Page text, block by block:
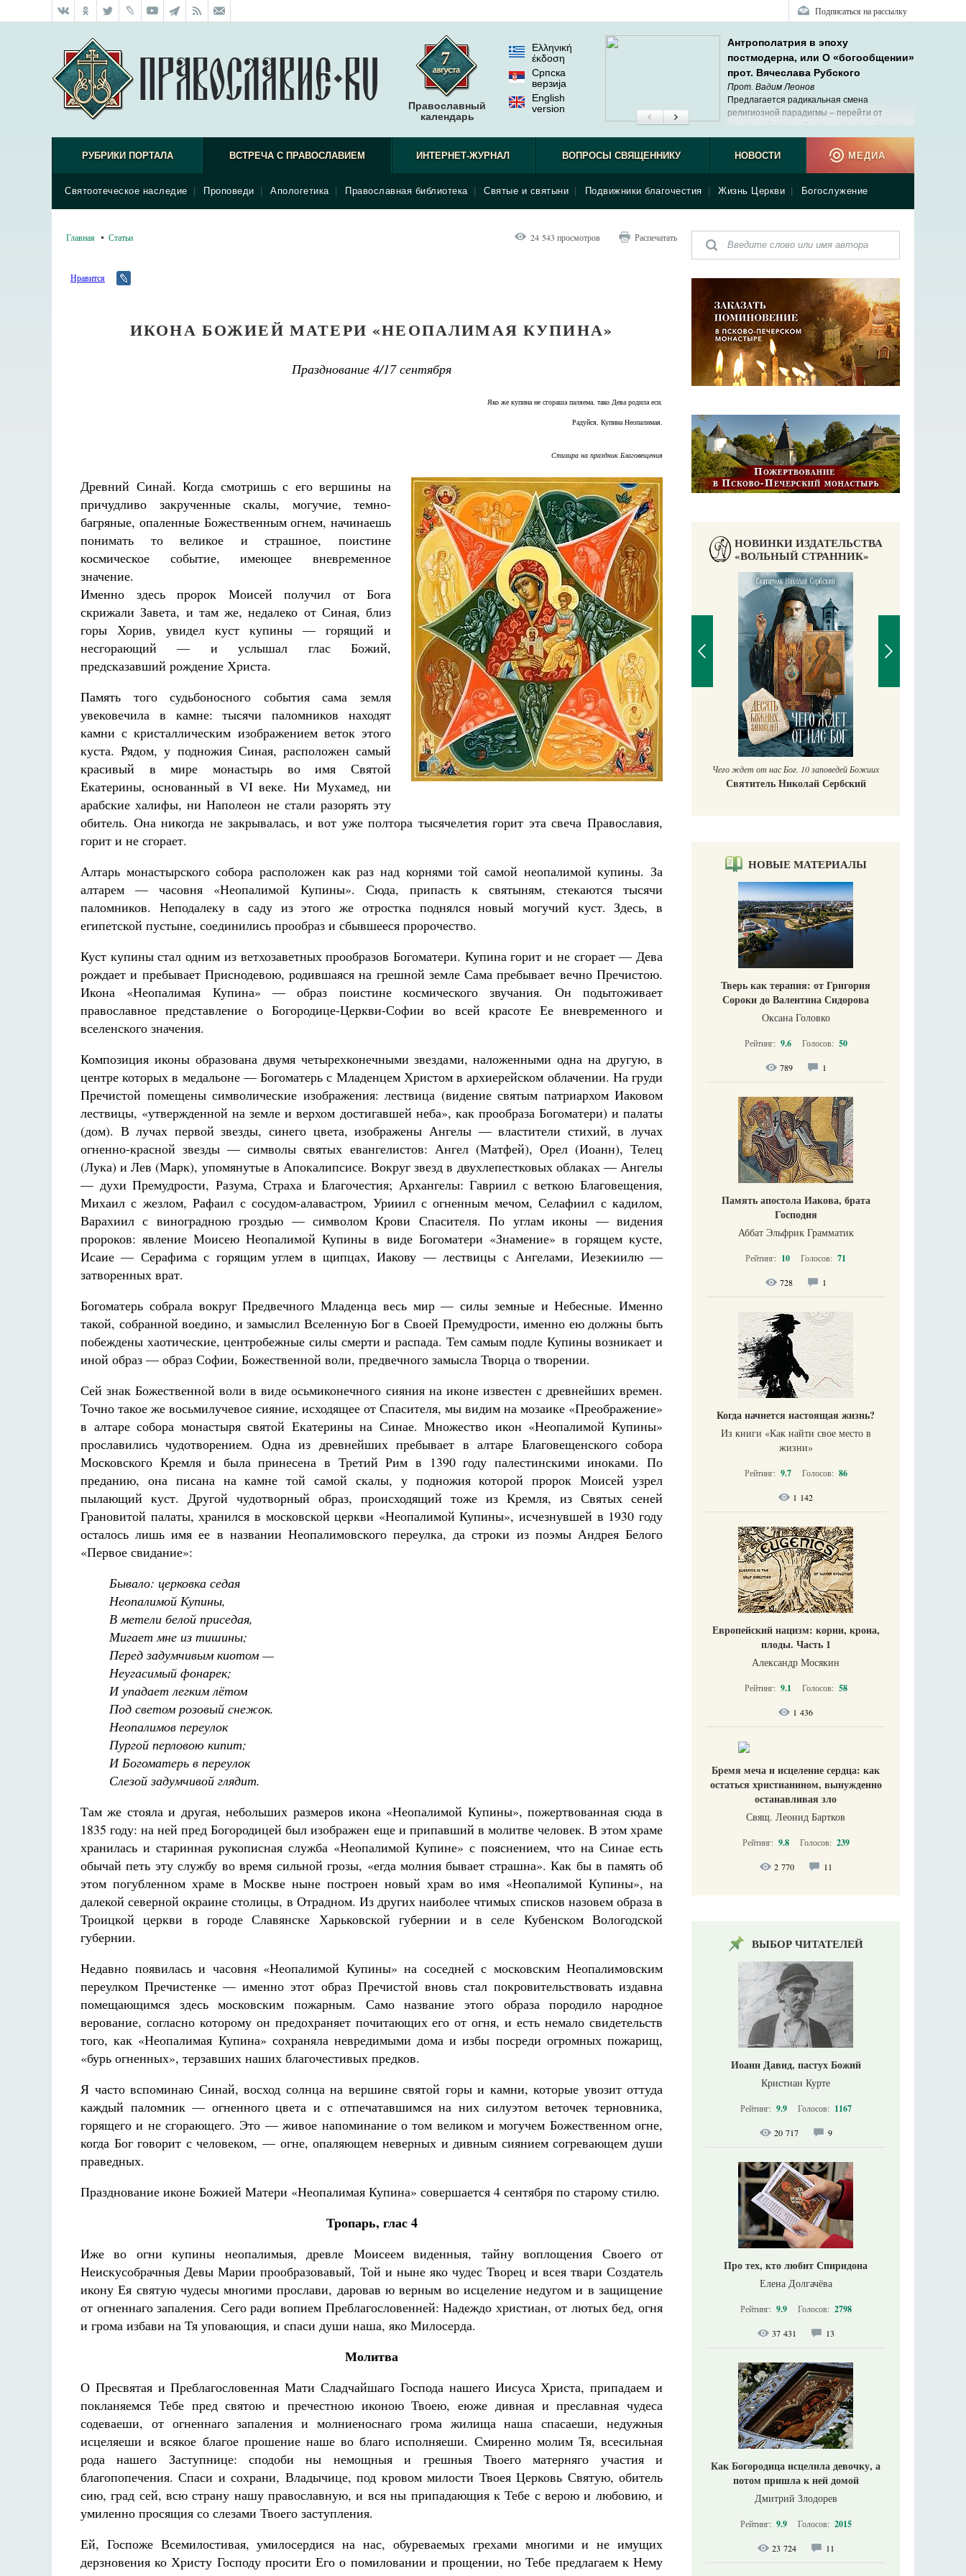
Подписаться на рассылку
Православный
календарь
Ελληνική
έκδοση
Српска
верзиjа
English
version
Антрополатрия в эпоху
постмодерна, или О «богообщении»
прот. Вячеслава Рубского
Прот. Вадим Леонов
Предлагается радикальная смена
религиозной парадигмы – перейти от
людьми и самим собой.
РУБРИКИ ПОРТАЛА ВСТРЕЧА С ПРАВОСЛАВИЕМ
Святоотеческое наследие Проповеди Апологетика Православная библиотека Святые и святыни Подвижники благочестия Жизнь Церкви Богослужение
ИНТЕРНЕТ-ЖУРНАЛ ВОПРОСЫ СВЯЩЕННИКУ НОВОСТИ МЕДИА
Главная Статьи 24 543 просмотров Распечатать
Нравится
ИКОНА БОЖИЕЙ МАТЕРИ «НЕОПАЛИМАЯ КУПИНА»
Празднование 4/17 сентября
Яко же купина не сгораша паляема, тако Дева родила еси.
Радуйся, Купина Неопалимая.
Стихира на праздник Благовещения
Древний Синай. Когда смотришь с его вершины на
причудливо закрученные скалы, могучие, темно-
багряные, опаленные Божественным огнем, начинаешь
понимать то великое и страшное, поистине
космическое событие, имеющее вневременное
значение.
Именно здесь пророк Моисей получил от Бога
скрижали Завета, и там же, недалеко от Синая, близ
горы Хорив, увидел куст купины — горящий и
несгорающий — и услышал глас Божий,
предсказавший рождение Христа.
Память того судьбоносного события сама земля
увековечила в камне: тысячи паломников находят
камни с кристаллическим изображением веток этого
куста. Рядом, у подножия Синая, расположен самый
красивый в мире монастырь во имя Святой
Екатерины, основанный в VI веке. Ни Мухамед, ни
арабские халифы, ни Наполеон не стали разорять эту
обитель. Она никогда не закрывалась, и вот уже полтора тысячелетия горит эта свеча Православия,
горит и не сгорает.
Алтарь монастырского собора расположен как раз над корнями той самой неопалимой купины. За
алтарем — часовня «Неопалимой Купины». Сюда, припасть к святыням, стекаются тысячи
паломников. Неподалеку в саду из этого же отростка поднялся новый могучий куст. Здесь, в
египетской пустыне, соединились прообраз и сбывшееся пророчество.
Куст купины стал одним из ветхозаветных прообразов Богоматери. Купина горит и не сгорает — Дева
рождает и пребывает Приснодевою, родившаяся на грешной земле Сама пребывает вечно Пречистою.
Икона «Неопалимая Купина» — образ поистине космического звучания. Он подытоживает
православное представление о Богородице-Церкви-Софии во всей красоте Ее вневременного и
вселенского значения.
Композиция иконы образована двумя четырехконечными звездами, наложенными одна на другую, в
центре которых в медальоне — Богоматерь с Младенцем Христом в архиерейском облачении. На груди
Пречистой помещены символические изображения: лествица (видение святым патриархом Иаковом
лествицы, «утвержденной на земле и верхом достигавшей неба», как прообраза Богоматери) и палаты
(дом). В лучах первой звезды, синего цвета, изображены Ангелы — властители стихий, в лучах
огненно-красной звезды — символы святых евангелистов: Ангел (Матфей), Орел (Иоанн), Телец
(Лука) и Лев (Марк), упомянутые в Апокалипсисе. Вокруг звезд в двухлепестковых облаках — Ангелы
— духи Премудрости, Разума, Страха и Благочестия; Архангелы: Гавриил с веткою Благовещения,
Михаил с жезлом, Рафаил с сосудом-алавастром, Урииил с огненным мечом, Селафиил с кадилом,
Варахиил с виноградною гроздью — символом Крови Спасителя. По углам иконы — видения
пророков: явление Моисею Неопалимой Купины в виде Богоматери «Знамение» в горящем кусте,
Исаие — Серафима с горящим углем в щипцах, Иакову — лествицы с Ангелами, Иезекиилю —
затворенных врат.
Богоматерь собрала вокруг Предвечного Младенца весь мир — силы земные и Небесные. Именно
такой, собранной воедино, и замыслил Вселенную Бог в Своей Премудрости, именно ею должны быть
побеждены хаотические, центробежные силы смерти и распада. Тем самым подле Купины возникает и
иной образ — образ Софии, Божественной воли, предвечного замысла Творца о творении.
Сей знак Божественной воли в виде осьмиконечного сияния на иконе известен с древнейших времен.
Точно такое же восьмилучевое сияние, исходящее от Спасителя, мы видим на мозаике «Преображение»
в алтаре собора монастыря святой Екатерины на Синае. Множество икон «Неопалимой Купины»
прославились чудотворением. Одна из древнейших пребывает в алтаре Благовещенского собора
Московского Кремля и была принесена в Третий Рим в 1390 году палестинскими иноками. По
преданию, она писана на камне той самой скалы, у подножия которой пророк Моисей узрел
пылающий куст. Другой чудотворный образ, происходящий тоже из Кремля, из Святых сеней
Грановитой палаты, хранился в московской церкви «Неопалимой Купины», исчезнувшей в 1930 году
осталось лишь имя ее в названии Неопалимовского переулка, да строки из поэмы Андрея Белого
«Первое свидание»:
Бывало: церковка седая
Неопалимой Купины,
В метели белой приседая,
Мигает мне из тишины;
Перед задумчивым киотом —
Неугасимый фонарек;
И упадает легким лётом
Под светом розовый снежок.
Неопалимов переулок
Пургой перловою кипит;
И Богоматерь в переулок
Слезой задумчивой глядит.
Там же стояла и другая, небольших размеров икона «Неопалимой Купины», пожертвованная сюда в
1835 году: на ней пред Богородицей был изображен еще и припавший в молитве человек. В этом храме
хранилась и старинная рукописная служба «Неопалимой Купине» с пояснением, что на Синае есть
обычай петь эту службу во время сильной грозы, «егда молния бывает страшна». Как бы в память об
этом погубленном храме в Москве ныне построен новый храм во имя «Неопалимой Купины», на
далекой северной окраине столицы, в Отрадном. Из других наиболее чтимых списков назовем образа в
Троицкой церкви в городе Славянске Харьковской губернии и в селе Кубенском Вологодской
губернии.
Недавно появилась и часовня «Неопалимой Купины» на соседней с московским Неопалимовским
переулком Пречистенке — именно этот образ Пречистой вновь стал покровительствовать издавна
помещающимся здесь московским пожарным. Само название этого образа породило народное
верование, согласно которому он предохраняет почитающих его от огня, и есть немало свидетельств
того, как «Неопалимая Купина» сохраняла невредимыми дома и избы посреди огромных пожарищ,
«бурь огненных», терзавших наших благочестивых предков.
Я часто вспоминаю Синай, восход солнца на вершине святой горы и камни, которые увозит оттуда
каждый паломник — огненного цвета и с отпечатавшимся на них силуэтом веточек терновника,
горящего и не сгорающего. Это — живое напоминание о том великом и могучем Божественном огне,
когда Бог говорит с человеком, — огне, опаляющем неверных и дивным сиянием согревающем души
праведных.
Празднование иконе Божией Матери «Неопалимая Купина» совершается 4 сентября по старому стилю.
Тропарь, глас 4
Иже во огни купины неопалимыя, древле Моисеем виденныя, тайну воплощения Своего от
Неискусобрачныя Девы Марии прообразовавый, Той и ныне яко чудес Творец и всея твари Создатель
икону Ея святую чудесы многими прослави, даровав ю верным во исцеление недугом и в защищение
от огненнаго запаления. Сего ради вопием Преблагословенней: Надеждо христиан, от лютых бед, огня
и грома избави на Тя уповающия, и спаси души наша, яко Милосерда.
Молитва
О Пресвятая и Преблагословенная Мати Сладчайшаго Господа нашего Иисуса Христа, припадаем и
покланяемся Тебе пред святою и пречестною иконою Твоею, еюже дивная и преславная чудеса
содеваеши, от огненнаго запаления и молниеноснаго грома жилища наша спасаеши, недужныя
исцеляеши и всякое благое прошение наше во благо исполняеши. Смиренно молим Тя, всесильная
рода нашего Заступнице: сподоби ны немощныя и грешныя Твоего матерняго участия и
благопопечения. Спаси и сохрани, Владычице, под кровом милости Твоея Церковь Святую, обитель
сию, град сей, всю страну нашу православную, и вся ны припадающия к Тебе с верою и любовию, и
умиленно просящия со слезами Твоего заступления.
Ей, Госпоже Всемилостивая, умилосердися на нас, обуреваемых грехами многими и не имущих
дерзновения ко Христу Господу просити Его о помиловании и прощении, но Тебе предлагаем к Нему
НОВИНКИ ИЗДАТЕЛЬСТВА
«ВОЛЬНЫЙ СТРАННИК»
Разлуки не будет
Фредерика де Грааф
Как найти своё место в жизни
Кирилл Мурышев
Великомученик Георгий Победоносец. Научись у
святого
Роман Котов Чего ждет от нас Бог. 10 заповедей Божиих
Святитель Николай Сербский
НОВЫЕ МАТЕРИАЛЫ
Тверь как терапия: от Григория
Сороки до Валентина Сидорова
Оксана Головко
Рейтинг: 9.6 Голосов: 50
789 1
Память апостола Иакова, брата
Господня
Аббат Эльфрик Грамматик
Рейтинг: 10 Голосов: 71
728 1
Когда начнется настоящая жизнь?
Из книги «Как найти свое место в
жизни​»
Рейтинг: 9.7 Голосов: 86
1 142
Европейский нацизм: корни, крона,
плоды. Часть 1
Александр Мосякин
Рейтинг: 9.1 Голосов: 58
1 436
Бремя меча и исцеление сердца: как
остаться христианином, вынужденно
останавливая зло
Свящ. Леонид Бартков
Рейтинг: 9.8 Голосов: 239
2 770 11
ВЫБОР ЧИТАТЕЛЕЙ
Иоанн Давид, пастух Божий
Кристиан Курте
Рейтинг: 9.9 Голосов: 1167
20 717 9
Про тех, кто любит Спиридона
Елена Долгачёва
Рейтинг: 9.9 Голосов: 2798
37 431 13
Как Богородица исцелила девочку, а
потом пришла к ней домой
Дмитрий Злодорев
Рейтинг: 9.9 Голосов: 2015
23 724 11